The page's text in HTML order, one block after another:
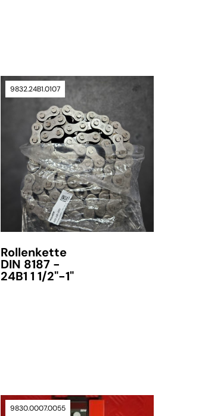
9832.24B1.0107
Rollenkette
DIN 8187 -
24B1 1 1/2"-1"
9830.0007.0055